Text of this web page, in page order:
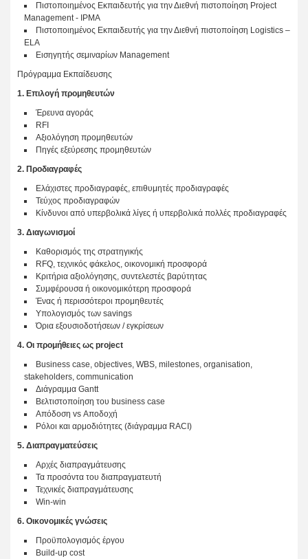
Πιστοποιημένος Εκπαιδευτής για την Διεθνή πιστοποίηση Project
Management - IPMA
Πιστοποιημένος Εκπαιδευτής για την Διεθνή πιστοποίηση Logistics –
ELA
Εισηγητής σεμιναρίων Management
Πρόγραμμα Εκπαίδευσης
1. Επιλογή προμηθευτών
Έρευνα αγοράς
RFI
Αξιολόγηση προμηθευτών
Πηγές εξεύρεσης προμηθευτών
2. Προδιαγραφές
Ελάχιστες προδιαγραφές, επιθυμητές προδιαγραφές
Τεύχος προδιαγραφών
Κίνδυνοι από υπερβολικά λίγες ή υπερβολικά πολλές προδιαγραφές
3. Διαγωνισμοί
Καθορισμός της στρατηγικής
RFQ, τεχνικός φάκελος, οικονομική προσφορά
Κριτήρια αξιολόγησης, συντελεστές βαρύτητας
Συμφέρουσα ή οικονομικότερη προσφορά
Ένας ή περισσότεροι προμηθευτές
Υπολογισμός των savings
Όρια εξουσιοδοτήσεων / εγκρίσεων
4. Οι προμήθειες ως project
Business case, objectives, WBS, milestones, organisation,
stakeholders, communication
Διάγραμμα Gantt
Βελτιστοποίηση του business case
Απόδοση vs Αποδοχή
Ρόλοι και αρμοδιότητες (διάγραμμα RACI)
5. Διαπραγματεύσεις
Αρχές διαπραγμάτευσης
Τα προσόντα του διαπραγματευτή
Τεχνικές διαπραγμάτευσης
Win-win
6. Οικονομικές γνώσεις
Προϋπολογισμός έργου
Build-up cost